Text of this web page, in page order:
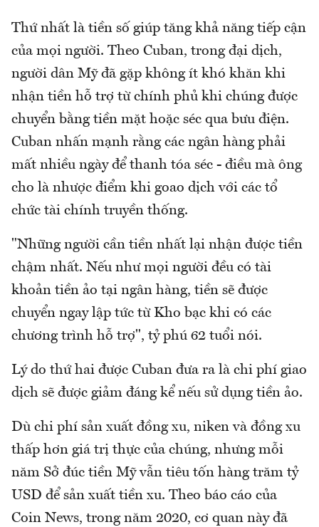
Thứ nhất là tiền số giúp tăng khả năng tiếp cận
của mọi người. Theo Cuban, trong đại dịch,
người dân Mỹ đã gặp không ít khó khăn khi
nhận tiền hỗ trợ từ chính phủ khi chúng được
chuyển bằng tiền mặt hoặc séc qua bưu điện.
Cuban nhấn mạnh rằng các ngân hàng phải
mất nhiều ngày để thanh tóa séc - điều mà ông
cho là nhược điểm khi goao dịch với các tổ
chức tài chính truyền thống.
"Những người cần tiền nhất lại nhận được tiền
chậm nhất. Nếu như mọi người đều có tài
khoản tiền ảo tại ngân hàng, tiền sẽ được
chuyển ngay lập tức từ Kho bạc khi có các
chương trình hỗ trợ", tỷ phú 62 tuổi nói.
Lý do thứ hai được Cuban đưa ra là chi phí giao
dịch sẽ được giảm đáng kể nếu sử dụng tiền ảo.
Dù chi phí sản xuất đồng xu, niken và đồng xu
thấp hơn giá trị thực của chúng, nhưng mỗi
năm Sở đúc tiền Mỹ vẫn tiêu tốn hàng trăm tỷ
USD để sản xuất tiền xu. Theo báo cáo của
Coin News, trong năm 2020, cơ quan này đã